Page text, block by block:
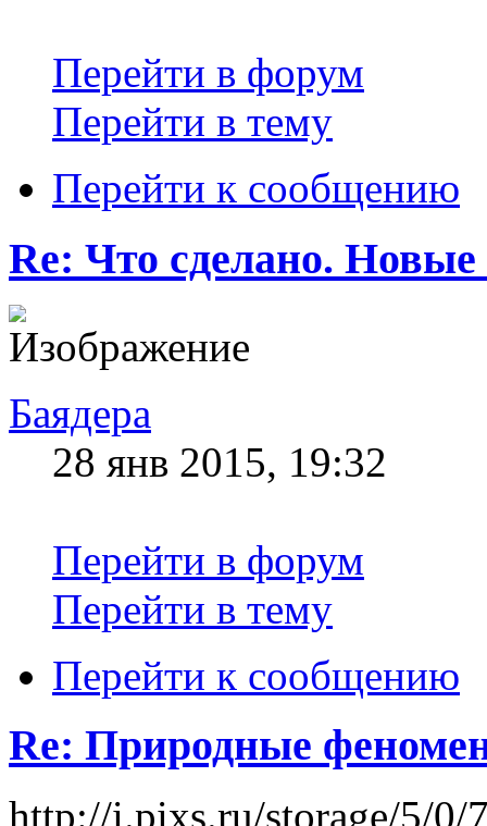
Перейти в форум
Перейти в тему
Перейти к сообщению
Re: Что сделано.
Баядера
28 янв 2015, 19:32
Перейти в форум
Перейти в тему
Перейти к сообщению
Re: Природные
http://i.pixs.ru/storage/5/0/